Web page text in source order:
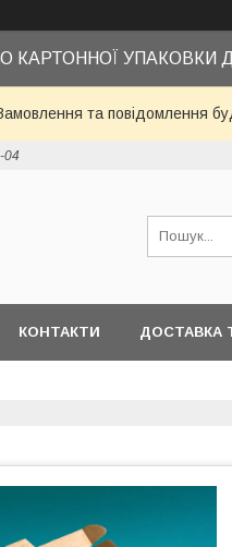
КАРТОННОЇ УПАКОВКИ
та повідомлення
04
КОНТАКТИ ДОСТАВКА